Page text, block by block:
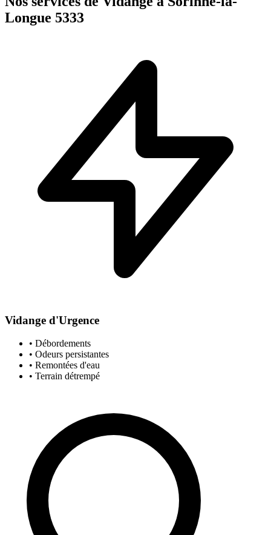
Longue 5333
Vidange d'Urgence
• Débordements
• Odeurs persistantes
• Remontées d'eau
• Terrain détrempé